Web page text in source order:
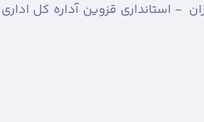
قزوین آداره کل اداری